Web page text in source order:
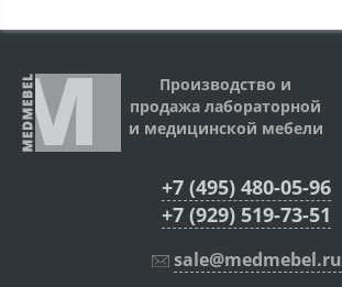
Производство и
продажа лабораторной
и медицинской мебели
+7 (495) 480-05-96
+7 (929) 519-73-51
sale@medmebel.ru